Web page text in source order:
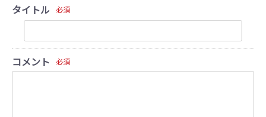
タイトル
必須
コメント 必須